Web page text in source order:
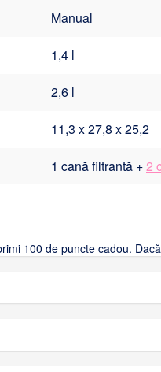
Manual
1,4 l
2,6 l
11,3 x 27,8 x 25,2
1 cană filtrantă +2
100 de puncte cadou.